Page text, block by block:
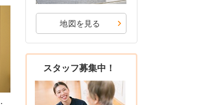
地図を見る
スタッフ募集中！